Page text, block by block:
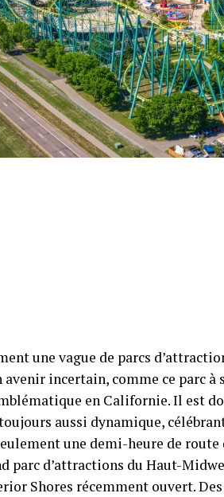
une vague de parcs
avenir incertain, comme ce parc
en Californie. Il est
aussi dynamique,
une demi-heure de
parc d’attractions du Haut-
Shores récemment ouvert.